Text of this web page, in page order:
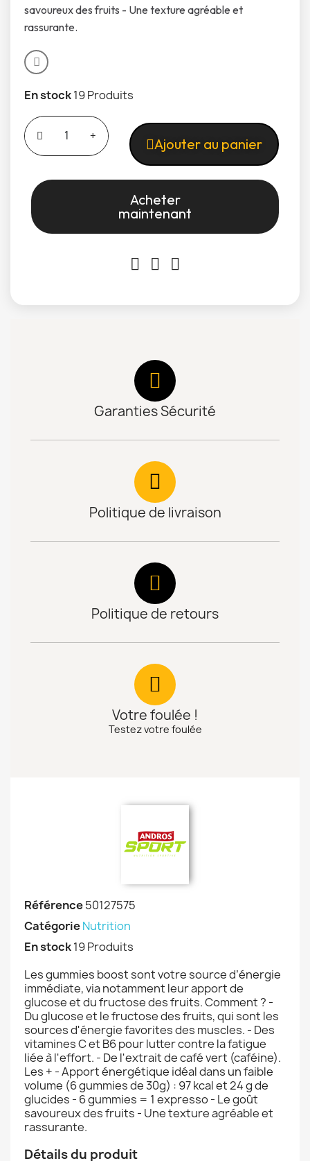
savoureux des fruits - Une texture agréable et
rassurante.
En stock19 Produits
Ajouter au panier
Acheter
maintenant
Garanties Sécurité
Politique de livraison
Politique de retours
Votre foulée !
Testez votre foulée
Référence50127575
CatégorieNutrition
En stock19 Produits
Les gummies boost sont votre source d’énergie
immédiate, via notamment leur apport de
glucose et du fructose des fruits. Comment ? -
Du glucose et le fructose des fruits, qui sont les
sources d'énergie favorites des muscles. - Des
vitamines C et B6 pour lutter contre la fatigue
liée à l'effort. - De l'extrait de café vert (caféine).
Les + - Apport énergétique idéal dans un faible
volume (6 gummies de 30g) : 97 kcal et 24 g de
glucides - 6 gummies = 1 expresso - Le goût
savoureux des fruits - Une texture agréable et
rassurante.
Détails du produit